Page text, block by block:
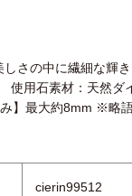
さの中に繊細な輝
使用石素材：天然
】最大約8mm ※略
cierin99512